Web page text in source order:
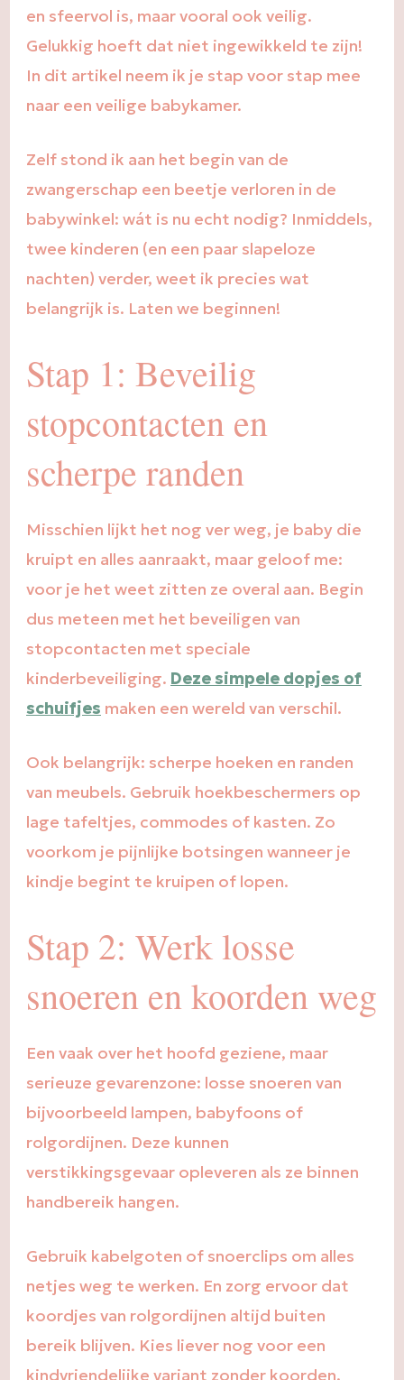
en sfeervol is, maar vooral ook veilig.
Gelukkig hoeft dat niet ingewikkeld te zijn!
In dit artikel neem ik je stap voor stap mee
naar een veilige babykamer.
Zelf stond ik aan het begin van de
zwangerschap een beetje verloren in de
babywinkel: wát is nu echt nodig? Inmiddels,
twee kinderen (en een paar slapeloze
nachten) verder, weet ik precies wat
belangrijk is. Laten we beginnen!
Stap 1: Beveilig
stopcontacten en
scherpe randen
Misschien lijkt het nog ver weg, je baby die
kruipt en alles aanraakt, maar geloof me:
voor je het weet zitten ze overal aan. Begin
dus meteen met het beveiligen van
stopcontacten met speciale
kinderbeveiliging. Deze simpele dopjes of
schuifjes maken een wereld van verschil.
Ook belangrijk: scherpe hoeken en randen
van meubels. Gebruik hoekbeschermers op
lage tafeltjes, commodes of kasten. Zo
voorkom je pijnlijke botsingen wanneer je
kindje begint te kruipen of lopen.
Stap 2: Werk losse
snoeren en koorden weg
Een vaak over het hoofd geziene, maar
serieuze gevarenzone: losse snoeren van
bijvoorbeeld lampen, babyfoons of
rolgordijnen. Deze kunnen
verstikkingsgevaar opleveren als ze binnen
handbereik hangen.
Gebruik kabelgoten of snoerclips om alles
netjes weg te werken. En zorg ervoor dat
koordjes van rolgordijnen altijd buiten
bereik blijven. Kies liever nog voor een
kindvriendelijke variant zonder koorden.